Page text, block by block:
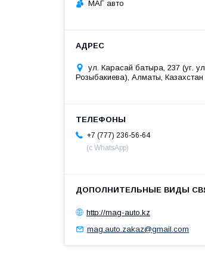
МАГ авто
ул. Карасай батыра, 237 (уг. ул.
Розыбакиева), Алматы, Казахстан
+7 (777) 236-56-64
(с WhatsApp)
http://mag-auto.kz
mag.auto.zakaz@gmail.com